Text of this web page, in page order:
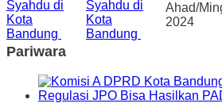
Ahad/
2024
Pariwara